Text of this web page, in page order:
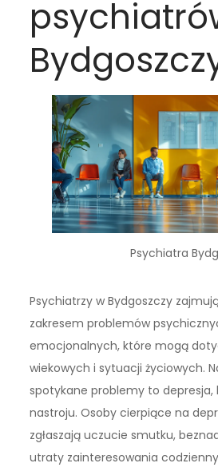
Psychiatra
Psychiatrzy w Bydgoszczy
zakresem problemów
emocjonalnych, które mogą
wiekowych i sytuacji życiowych.
spotykane problemy to depresja,
nastroju. Osoby cierpiące na
zgłaszają uczucie smutku,
utraty zainteresowania